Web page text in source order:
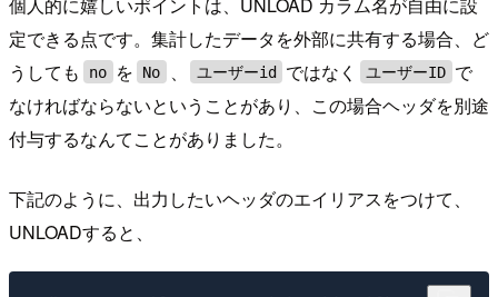
定できる点です。集計したデータを外部に共有する場合、ど
うしても
no を No ユーザーid ではなく ユーザーID で
なければならないということがあり、この場合ヘッダを別途
付与するなんてことがありました。
下記のように、出力したいヘッダのエイリアスをつけて、
UNLOADすると、